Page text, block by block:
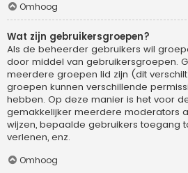
Omhoog
Wat zijn gebruikersgroepen?
Als de beheerder gebruikers wil
door middel van gebruikersgroepen.
meerdere groepen lid zijn (dit
groepen kunnen verschillende
hebben. Op deze manier is het voor
gemakkelijker meerdere moderators
wijzen, bepaalde gebruikers toegang
verlenen, enz.
Omhoog